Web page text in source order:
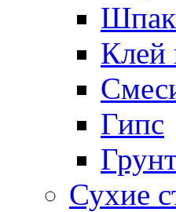
Клей
Гипс
Сухие